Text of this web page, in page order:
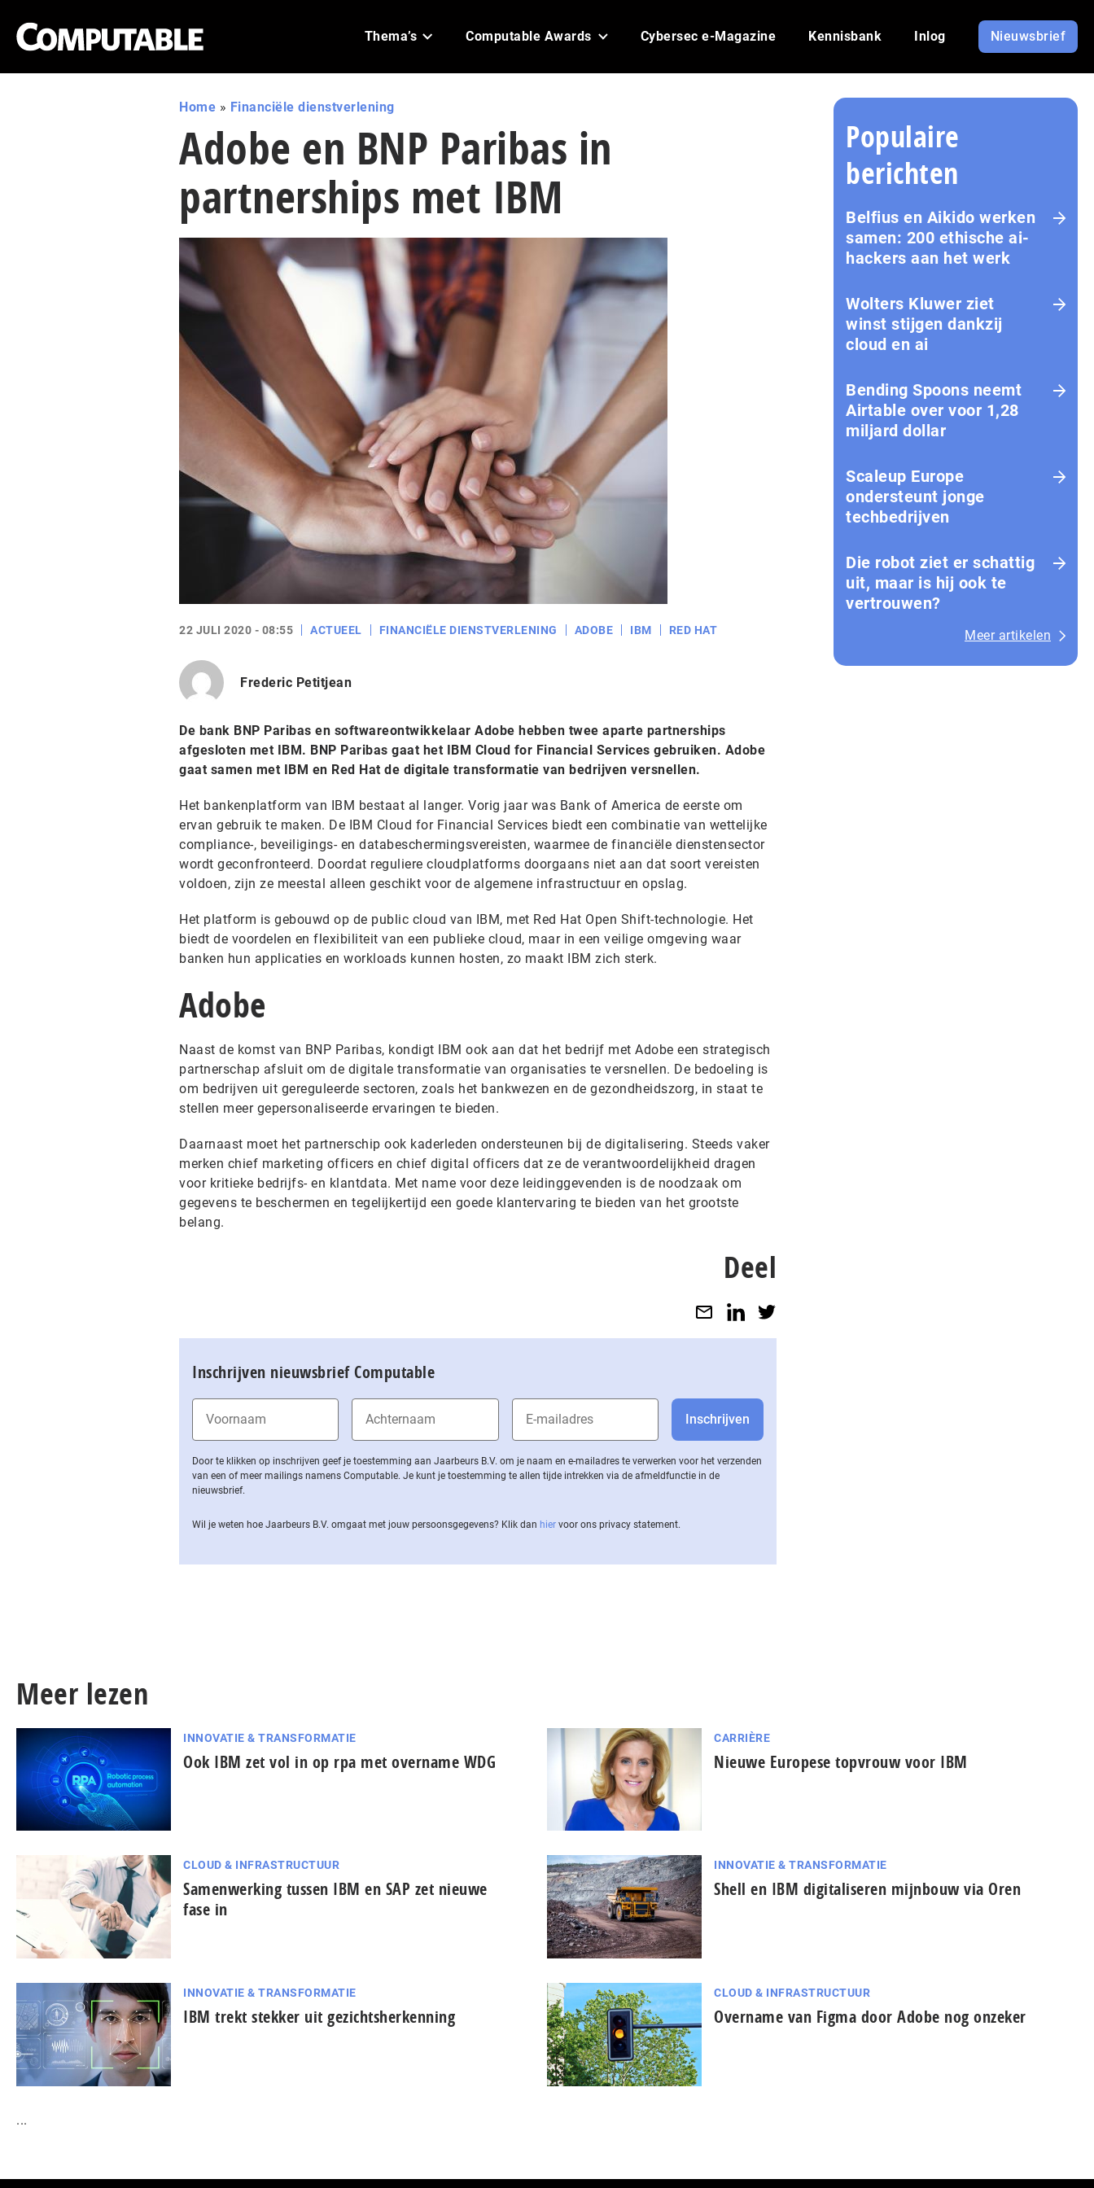
Thema’s Computable Awards Cybersec e-Magazine Kennisbank Inlog Nieuwsbrief
Home » Financiële dienstverlening
Adobe en BNP Paribas in
partnerships met IBM
22 JULI 2020 - 08:55 ACTUEEL FINANCIËLE DIENSTVERLENING ADOBE IBM RED HAT
Frederic Petitjean
De bank BNP Paribas en softwareontwikkelaar Adobe hebben twee aparte partnerships
afgesloten met IBM. BNP Paribas gaat het IBM Cloud for Financial Services gebruiken. Adobe
gaat samen met IBM en Red Hat de digitale transformatie van bedrijven versnellen.
Het bankenplatform van IBM bestaat al langer. Vorig jaar was Bank of America de eerste om
ervan gebruik te maken. De IBM Cloud for Financial Services biedt een combinatie van wettelijke
compliance-, beveiligings- en databeschermingsvereisten, waarmee de financiële dienstensector
wordt geconfronteerd. Doordat reguliere cloudplatforms doorgaans niet aan dat soort vereisten
voldoen, zijn ze meestal alleen geschikt voor de algemene infrastructuur en opslag.
Het platform is gebouwd op de public cloud van IBM, met Red Hat Open Shift-technologie. Het
biedt de voordelen en flexibiliteit van een publieke cloud, maar in een veilige omgeving waar
banken hun applicaties en workloads kunnen hosten, zo maakt IBM zich sterk.
Adobe
Naast de komst van BNP Paribas, kondigt IBM ook aan dat het bedrijf met Adobe een strategisch
partnerschap afsluit om de digitale transformatie van organisaties te versnellen. De bedoeling is
om bedrijven uit gereguleerde sectoren, zoals het bankwezen en de gezondheidszorg, in staat te
stellen meer gepersonaliseerde ervaringen te bieden.
Daarnaast moet het partnerschip ook kaderleden ondersteunen bij de digitalisering. Steeds vaker
merken chief marketing officers en chief digital officers dat ze de verantwoordelijkheid dragen
voor kritieke bedrijfs- en klantdata. Met name voor deze leidinggevenden is de noodzaak om
gegevens te beschermen en tegelijkertijd een goede klantervaring te bieden van het grootste
belang.
Deel
Inschrijven nieuwsbrief Computable
Door te klikken op inschrijven geef je toestemming aan Jaarbeurs B.V. om je naam en e-mailadres te verwerken voor het verzenden
van een of meer mailings namens Computable. Je kunt je toestemming te allen tijde intrekken via de af­meld­func­tie in de
nieuwsbrief.
Wil je weten hoe Jaarbeurs B.V. omgaat met jouw per­soons­ge­ge­vens? Klik dan hier voor ons privacy statement.
Populaire
berichten
Belfius en Aikido werken
samen: 200 ethische ai-
hackers aan het werk
Wolters Kluwer ziet
winst stijgen dankzij
cloud en ai
Bending Spoons neemt
Airtable over voor 1,28
miljard dollar
Scaleup Europe
ondersteunt jonge
techbedrijven
Die robot ziet er schattig
uit, maar is hij ook te
vertrouwen?
Meer artikelen
Meer lezen
INNOVATIE & TRANSFORMATIE
Ook IBM zet vol in op rpa met overname WDG
CARRIÈRE
Nieuwe Europese topvrouw voor IBM
CLOUD & INFRASTRUCTUUR
Samenwerking tussen IBM en SAP zet nieuwe
fase in
INNOVATIE & TRANSFORMATIE
Shell en IBM digitaliseren mijnbouw via Oren
INNOVATIE & TRANSFORMATIE
IBM trekt stekker uit gezichtsherkenning
CLOUD & INFRASTRUCTUUR
Overname van Figma door Adobe nog onzeker
...